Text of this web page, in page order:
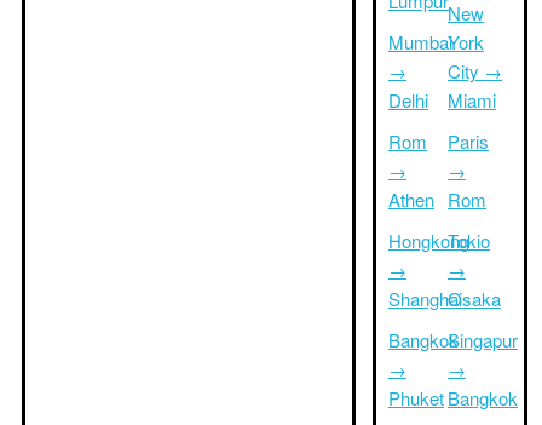
Mumbai
→
Delhi
Rom
→
Athen
Hongkong
→
Shanghai
Bangkok
→
Phuket
New
York
City →
Miami
Paris
→
Rom
Tokio
→
Osaka
Singapur
→
Bangkok